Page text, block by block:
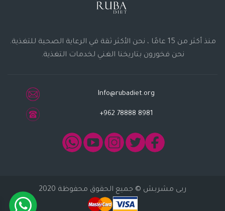
منذ أكثر من 15 عامًا ، نحن الأكثر ثقة في الرعاية الصحية للتغذية.
نحن فخورون بتاريخنا الغني لخدمات التغذية.
Info@rubadiet.org
+962 78888 8981
ربى مشربش © جميع الحقوق محفوظة 2020